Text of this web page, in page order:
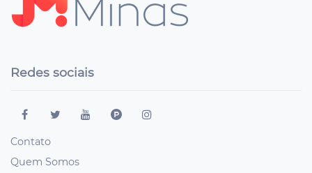
Redes sociais
Contato
Quem Somos